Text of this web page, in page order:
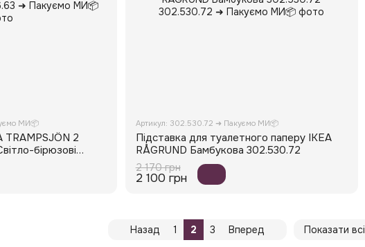
МИ📦
TRAMPSJÖN 2
бірюзові
Артикул: 302.530.72 ➜ Пакуємо МИ📦
Підставка для туалетного паперу IKEA
RÅGRUND Бамбукова 302.530.72
2 170 грн
2 100 грн
Назад 1 2 3 Вперед Показати всі